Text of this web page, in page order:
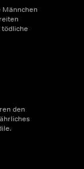
Männchen
tödliche
den